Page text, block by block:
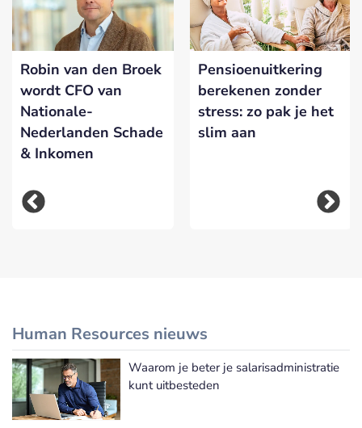
Robin van den Broek
wordt CFO van
Nationale-
Nederlanden Schade
& Inkomen
Pensioenuitkering
berekenen zonder
stress: zo pak je het
slim aan
Human Resources nieuws
Meer Human Resources nieuws
Waarom je beter je salarisadministratie
kunt uitbesteden